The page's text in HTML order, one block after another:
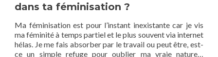
dans ta féminisation ?
Ma féminisation est pour l’instant inexistante car je vis
ma féminité à temps partiel et le plus souvent via internet
hélas. Je me fais absorber par le travail ou peut être, est-
ce un simple refuge pour oublier ma vraie nature…